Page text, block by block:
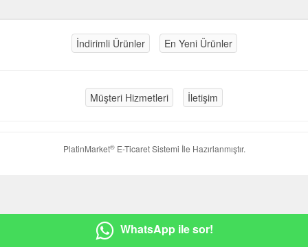
İndirimli Ürünler En Yeni Ürünler
Müşteri Hizmetleri İletişim
PlatinMarket®E-Ticaret Sistemi İle Hazırlanmıştır.
WhatsApp ile sor!